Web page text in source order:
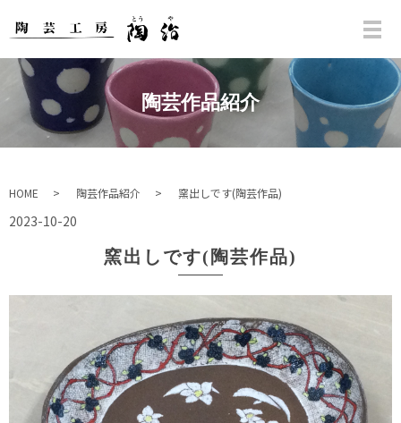
陶芸作品紹介
HOME 陶芸作品紹介 窯出しです(陶芸作品)
2023-10-20
窯出しです(陶芸作品)